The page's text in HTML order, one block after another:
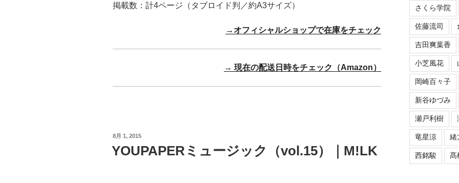
掲載数：計4ページ（タブロイド判／約A3サイズ）
→オフィシャルショップで在庫をチェック
→ 現在の配送日時をチェック（Amazon）
投
日:
8月 1, 2015
YOUPAPERミュージック（vol.15）｜M!LK
さくら学院
佐藤流司
吉田爽葉香
小芝風花
岡崎百々子
新谷ゆづみ
瀬戸利樹
竜星涼 緒
西銘駿 髙